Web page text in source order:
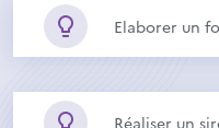
Elaborer un
Réaliser un